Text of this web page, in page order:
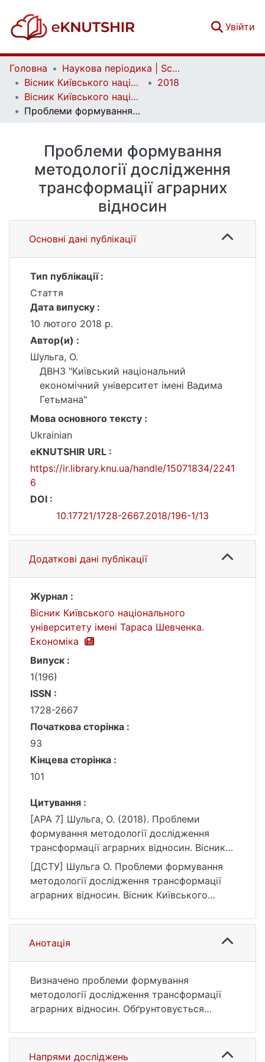
Увійти
Головна
Наукова періодика | Scientific periodicals
Вісник Київського національного університету імені Тараса Шевченка. Економіка | Bulletin of Taras Shevchenko National University of Kyiv. Economics
2018
Вісник Київського національного університету імені Тараса Шевченка. Економіка. Випуск 1 (196)
Проблеми формування методології дослідження трансформації аграрних відносин
Проблеми формування
методології дослідження
трансформації аграрних
відносин
Основні дані публікації
Тип публікації :
Стаття
Дата випуску :
10 лютого 2018 р.
Автор(и) :
Шульга, О.
ДВНЗ "Київський національний
економічний університет імені Вадима
Гетьмана"
Мова основного тексту :
Ukrainian
eKNUTSHIR URL :
https://ir.library.knu.ua/handle/15071834/2241
6
DOI :
10.17721/1728-2667.2018/196-1/13
Додаткові дані публікації
Журнал :
Вісник Київського національного
університету імені Тараса Шевченка.
Економіка
Випуск :
1(196)
ISSN :
1728-2667
Початкова сторінка :
93
Кінцева сторінка :
101
Цитування :
[APA 7] Шульга, О. (2018). Проблеми
формування методології дослідження
трансформації аграрних відносин. Вісник
Київського національного університету
імені Тараса Шевченка. Економіка, (1(196)),
93–101. https://doi.org/10.17721/1728-
2667.2018/196-1/13
[ДСТУ] Шульга О. Проблеми формування
методології дослідження трансформації
аграрних відносин. Вісник Київського
Шевченка. Економіка. 2018. № 1(196). С. 93
—101. DOI: 10.17721/1728-2667.2018/196-1/13
(дата звернення: 25.07.2026).
Анотація
Визначено проблеми формування
методології дослідження трансформації
аграрних відносин. Обґрунтовується
трансформації аграрних відносин
системної парадигми, ключовою ознакою
Напрями досліджень